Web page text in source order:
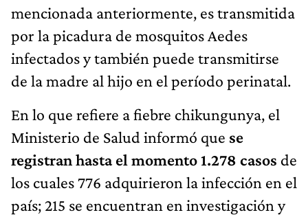
mencionada anteriormente, es transmitida
por la picadura de mosquitos Aedes
infectados y también puede transmitirse
de la madre al hijo en el período perinatal.
En lo que refiere a fiebre chikungunya, el
Ministerio de Salud informó que se
registran hasta el momento 1.278 casos de
los cuales 776 adquirieron la infección en el
país; 215 se encuentran en investigación y